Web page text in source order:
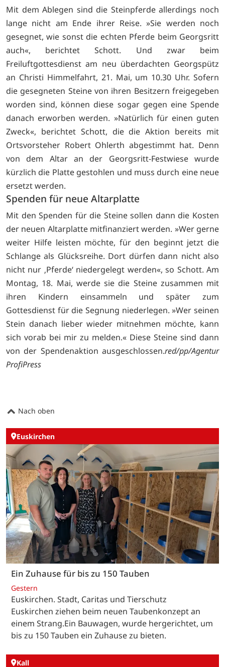
Mit dem Ablegen sind die Steinpferde allerdings noch
lange nicht am Ende ihrer Reise. »Sie werden noch
gesegnet, wie sonst die echten Pferde beim Georgsritt
auch«, berichtet Schott. Und zwar beim
Freiluftgottesdienst am neu überdachten Georgspütz
an Christi Himmelfahrt, 21. Mai, um 10.30 Uhr. Sofern
die gesegneten Steine von ihren Besitzern freigegeben
worden sind, können diese sogar gegen eine Spende
danach erworben werden. »Natürlich für einen guten
Zweck«, berichtet Schott, die die Aktion bereits mit
Ortsvorsteher Robert Ohlerth abgestimmt hat. Denn
von dem Altar an der Georgsritt-Festwiese wurde
kürzlich die Platte gestohlen und muss durch eine neue
ersetzt werden.
Spenden für neue Altarplatte
Mit den Spenden für die Steine sollen dann die Kosten
der neuen Altarplatte mitfinanziert werden. »Wer gerne
weiter Hilfe leisten möchte, für den beginnt jetzt die
Schlange als Glücksreihe. Dort dürfen dann nicht also
nicht nur ‚Pferde‘ niedergelegt werden«, so Schott. Am
Montag, 18. Mai, werde sie die Steine zusammen mit
ihren Kindern einsammeln und später zum
Gottesdienst für die Segnung niederlegen. »Wer seinen
Stein danach lieber wieder mitnehmen möchte, kann
sich vorab bei mir zu melden.« Diese Steine sind dann
von der Spendenaktion ausgeschlossen.red/pp/Agentur
ProfiPress
Nach oben
Euskirchen
Ein Zuhause für bis zu 150 Tauben
Gestern
Euskirchen. Stadt, Caritas und Tierschutz
Euskirchen ziehen beim neuen Taubenkonzept an
einem Strang.Ein Bauwagen, wurde hergerichtet, um
bis zu 150 Tauben ein Zuhause zu bieten.
Kall